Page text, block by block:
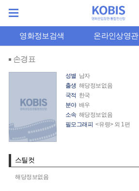
영화정보검색 온라인상영관
손경표
성별 남자
출생 해당정보없음
국적 한국
분야 배우
소속 해당정보없음
필모그래피 <유령> 외 1편
스틸컷
해당정보없음